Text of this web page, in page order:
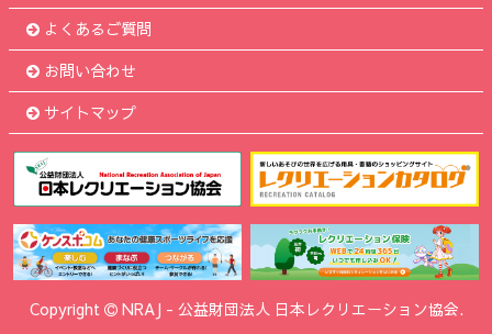
よくあるご質問
お問い合わせ
サイトマップ
Copyright NRAJ - 公益財団法人 日本レクリエーション協会.